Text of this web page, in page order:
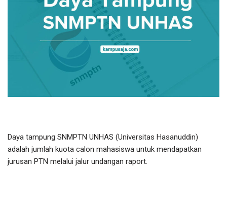
Daya tampung SNMPTN UNHAS (Universitas Hasanuddin)
adalah jumlah kuota calon mahasiswa untuk mendapatkan
jurusan PTN melalui jalur undangan raport.